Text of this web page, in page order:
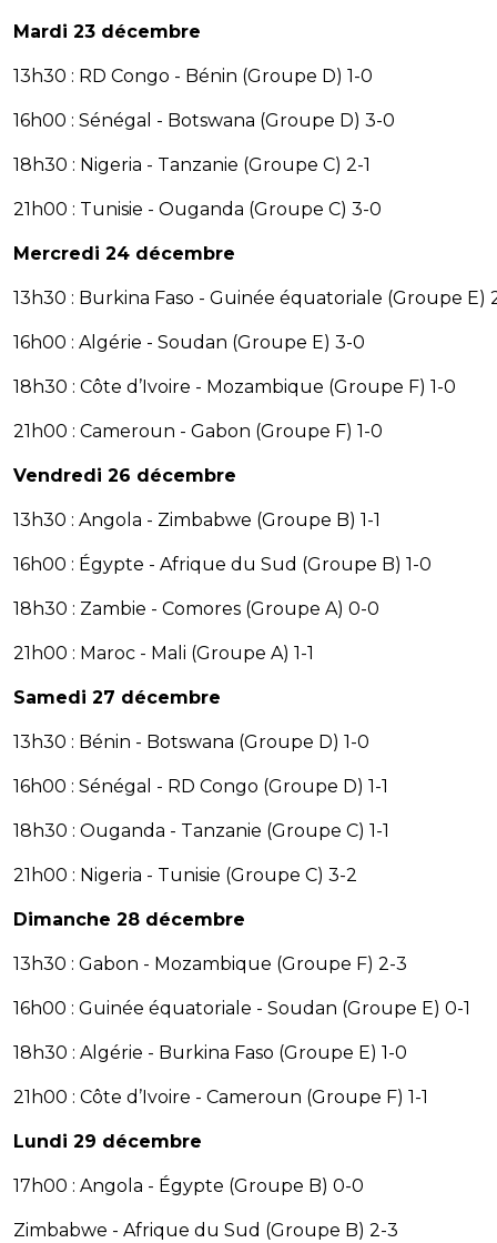
Mardi 23 décembre
13h30 : RD Congo - Bénin (Groupe D) 1-0
16h00 : Sénégal - Botswana (Groupe D) 3-0
18h30 : Nigeria - Tanzanie (Groupe C) 2-1
21h00 : Tunisie - Ouganda (Groupe C) 3-0
Mercredi 24 décembre
13h30 : Burkina Faso - Guinée équatoriale (Groupe E)
16h00 : Algérie - Soudan (Groupe E) 3-0
18h30 : Côte d’Ivoire - Mozambique (Groupe F) 1-0
21h00 : Cameroun - Gabon (Groupe F) 1-0
Vendredi 26 décembre
13h30 : Angola - Zimbabwe (Groupe B) 1-1
16h00 : Égypte - Afrique du Sud (Groupe B) 1-0
18h30 : Zambie - Comores (Groupe A) 0-0
21h00 : Maroc - Mali (Groupe A) 1-1
Samedi 27 décembre
13h30 : Bénin - Botswana (Groupe D) 1-0
16h00 : Sénégal - RD Congo (Groupe D) 1-1
18h30 : Ouganda - Tanzanie (Groupe C) 1-1
21h00 : Nigeria - Tunisie (Groupe C) 3-2
Dimanche 28 décembre
13h30 : Gabon - Mozambique (Groupe F) 2-3
16h00 : Guinée équatoriale - Soudan (Groupe E) 0-1
18h30 : Algérie - Burkina Faso (Groupe E) 1-0
21h00 : Côte d’Ivoire - Cameroun (Groupe F) 1-1
Lundi 29 décembre
17h00 : Angola - Égypte (Groupe B) 0-0
Zimbabwe - Afrique du Sud (Groupe B) 2-3